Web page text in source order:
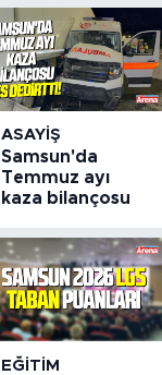
ASAYIŞ
Samsun'da
Temmuz ayı
kaza bilançosu
EĞITIM